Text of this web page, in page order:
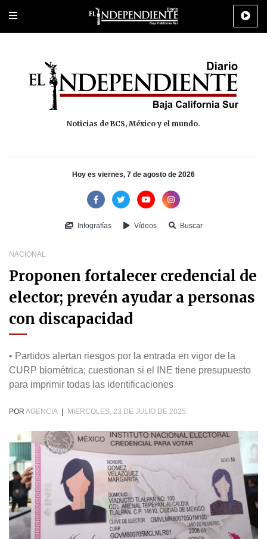
Portada Los Cabos Policiaca Deportes Cultura
Noticias de BCS, México y el mundo.
Hoy es viernes, 7 de agosto de 2026
Infografías Vídeos Buscar
NACIONAL
Proponen fortalecer credencial de
elector; prevén ayudar a personas
con discapacidad
• Partidos alertan riesgos por la entrada en vigor de la
CURP biométrica; cuestionan si el INE tiene presupuesto
para imprimir todas las identificaciones
POR AGENCIA MIERCOLES, 23 DE JULIO DE 2025.